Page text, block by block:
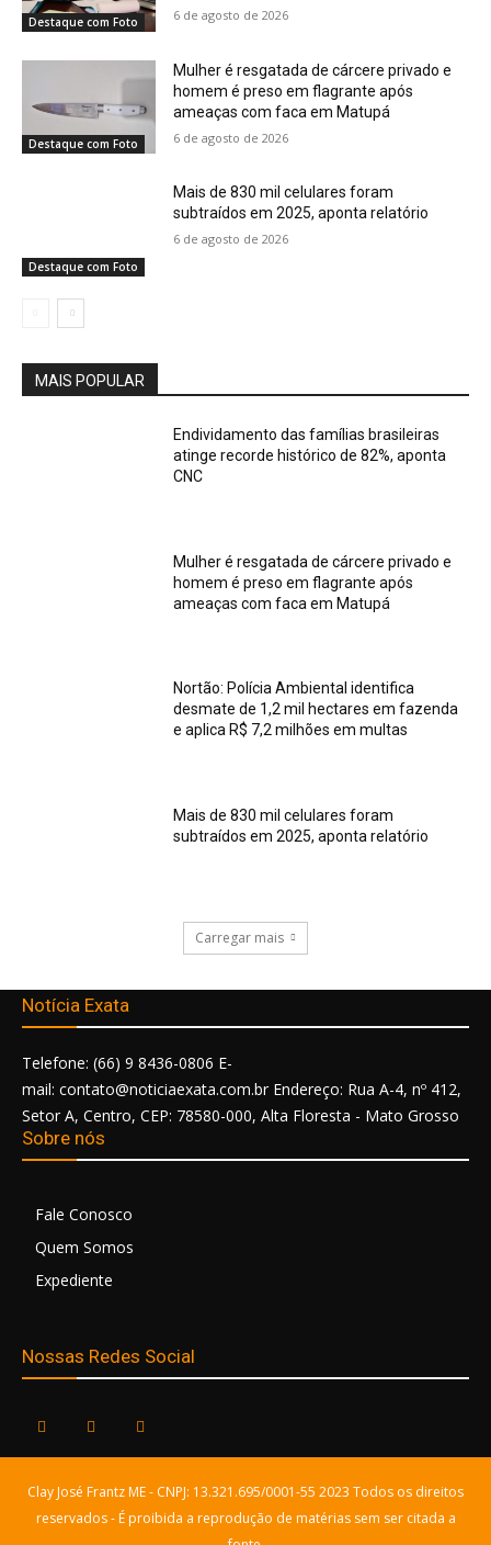
Destaque com Foto 6 de agosto de 2026
Destaque com Foto
Mulher é resgatada de cárcere privado e
homem é preso em flagrante após
ameaças com faca em Matupá
6 de agosto de 2026
Destaque com Foto
Mais de 830 mil celulares foram
subtraídos em 2025, aponta relatório
6 de agosto de 2026
MAIS POPULAR
Endividamento das famílias brasileiras
atinge recorde histórico de 82%, aponta
CNC
Mulher é resgatada de cárcere privado e
homem é preso em flagrante após
ameaças com faca em Matupá
Nortão: Polícia Ambiental identifica
desmate de 1,2 mil hectares em fazenda
e aplica R$ 7,2 milhões em multas
Mais de 830 mil celulares foram
subtraídos em 2025, aponta relatório
Carregar mais
Notícia Exata
Telefone: (66) 9 8436-0806 E-
mail: contato@noticiaexata.com.br Endereço: Rua A-4, nº 412,
Setor A, Centro, CEP: 78580-000, Alta Floresta - Mato Grosso
Sobre nós
Fale Conosco
Quem Somos
Expediente
Nossas Redes Social
Clay José Frantz ME - CNPJ: 13.321.695/0001-55 2023 Todos os direitos
reservados - É proibida a reprodução de matérias sem ser citada a